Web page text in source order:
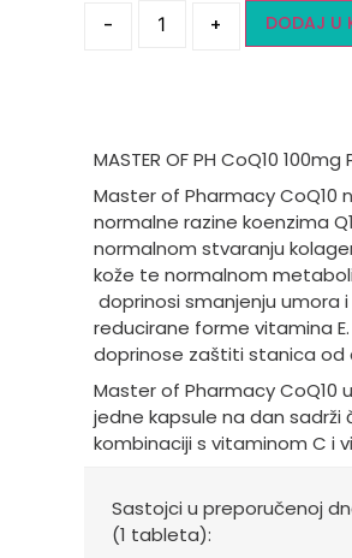
- + DODAJ U
MASTER OF PH CoQ10
Master of Pharmacy CoQ10
normalne razine koenzima
normalnom stvaranju
kože te normalnom
doprinosi smanjenju umora
reducirane forme vitamina
doprinose zaštiti stanica od
Master of Pharmacy CoQ10
jedne kapsule na dan sadrži
kombinaciji s vitaminom C i
Sastojci u preporučenoj
(1 tableta):